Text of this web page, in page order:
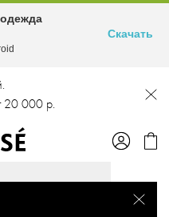
20 000 р.
Скачать